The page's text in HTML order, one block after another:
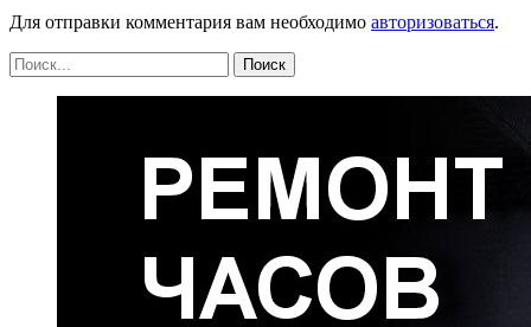
Для отправки комментария вам необходимо авторизоваться.